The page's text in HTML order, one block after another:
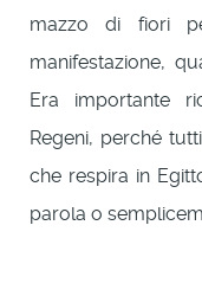
mazzo di fiori
manifestazione,
Era importante
Regeni, perché
che respira in
parola o